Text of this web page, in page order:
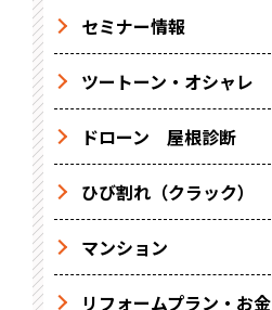
セミナー情報
ツートーン・オシャレ
ドローン 屋根診断
ひび割れ（クラック）
マンション
リフォームプラン・お金